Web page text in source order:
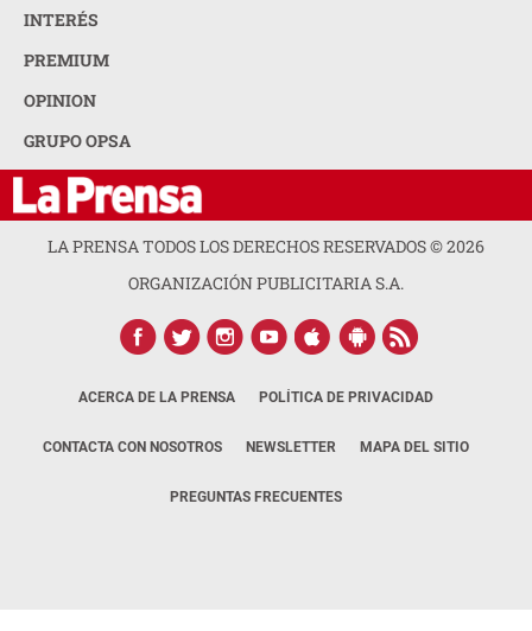
INTERÉS
PREMIUM
OPINION
GRUPO OPSA
LA PRENSA TODOS LOS DERECHOS RESERVADOS ©2026
ORGANIZACIÓN PUBLICITARIA S.A.
ACERCA DE LA PRENSA POLÍTICA DE PRIVACIDAD
CONTACTA CON NOSOTROS NEWSLETTER MAPA DEL SITIO
PREGUNTAS FRECUENTES